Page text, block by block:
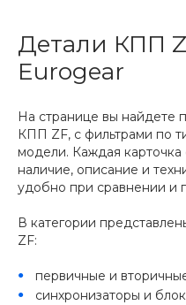
Детали КПП
Eurogear
На странице вы найдете
КПП ZF, с фильтрами по
модели. Каждая карточка
наличие, описание и
удобно при сравнении и
В категории
ZF:
первичные и
синхронизаторы и